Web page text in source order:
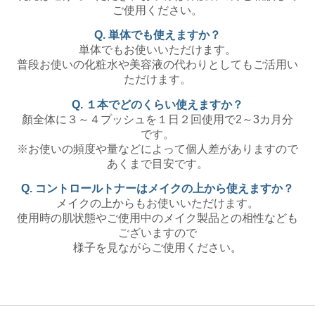
ご使用ください。
Q. 単体でも使えますか？
単体でもお使いいただけます。
普段お使いの化粧水や美容液の代わりとしてもご活用い
ただけます。
Q. １本でどのくらい使えますか？
顏全体に３～４プッシュを１日２回使用で2～3カ月分
です。
※お使いの頻度や量などによって個人差がありますので
あくまで目安です。
Q. コントロールトナーはメイクの上から使えますか？
メイクの上からもお使いいただけます。
使用時の肌状態やご使用中のメイク製品との相性なども
ございますので
様子を見ながらご使用ください。